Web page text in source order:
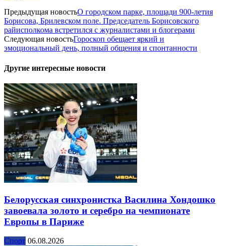
Предыдущая новостьО городском парке, площади 900-летия
Борисова, Брилевском поле. Председатель Борисовского
райисполкома встретился с журналистами и блогерами
Следующая новостьГороскоп обещает яркий и
эмоциональный день, полный общения и спонтанности
Другие интересные новости
Белорусская синхронистка Василина Хондошко
завоевала золото и серебро на чемпионате
Европы в Париже
Спорт 06.08.2026